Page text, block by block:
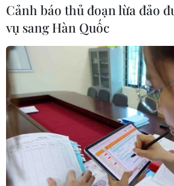
Cảnh báo thủ đoạn lừa đảo
vụ sang Hàn Quốc